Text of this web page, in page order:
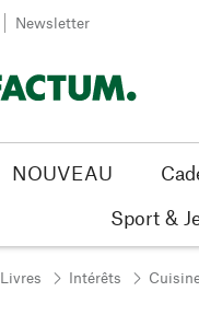
Newsletter
NOUVEAU
Sport &
Livres Intérêts